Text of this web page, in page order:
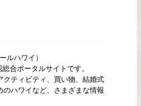
ルハワイ）
合ポータルサイトです。
ティビティ、買い物、結婚式
ハワイなど、さまざまな情報